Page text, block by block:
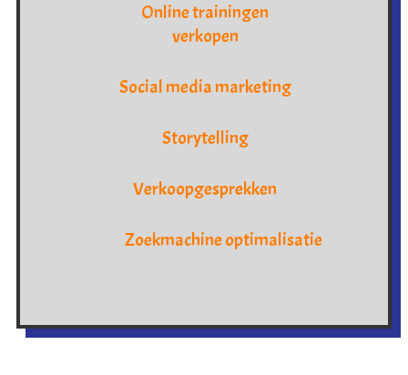
Online trainingen
verkopen
Social media marketing
Storytelling
Verkoopgesprekken
Zoekmachine optimalisatie